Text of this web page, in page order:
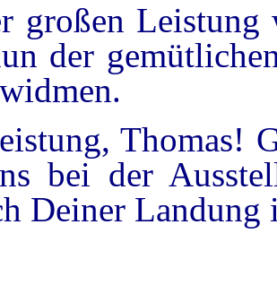
großen
der
Thomas!
bei der
Deiner